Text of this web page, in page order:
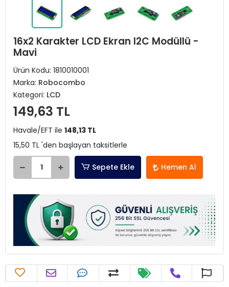
16x2 Karakter LCD Ekran I2C Modüllü -
Mavi
Ürün Kodu: 1810010001
Marka: Robocombo
Kategori: LCD
149,63 TL
Havale/EFT ile 148,13 TL
15,50 TL 'den başlayan taksitlerle
Sepete Ekle Hemen Al